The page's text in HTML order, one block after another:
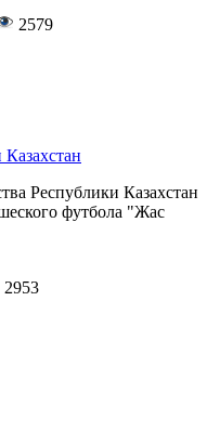
2579
Республики Казахстан
футбола "Жас
2953